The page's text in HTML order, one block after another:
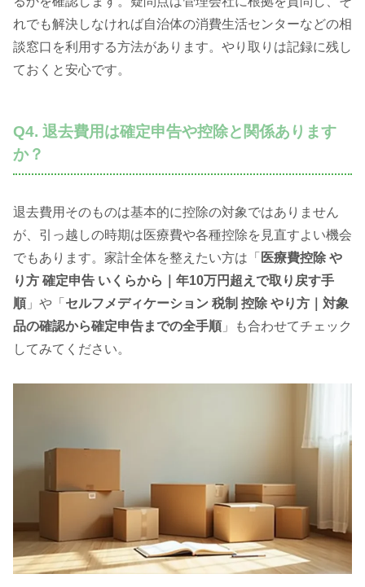
れでも解決しなければ自治体の消費生活センターなどの相
談窓口を利用する方法があります。やり取りは記録に残し
ておくと安心です。
Q4. 退去費用は確定申告や控除と関係あります
か？
退去費用そのものは基本的に控除の対象ではありません
が、引っ越しの時期は医療費や各種控除を見直すよい機会
でもあります。家計全体を整えたい方は「 医療費控除 や
り方 確定申告 いくらから｜年10万円超えで取り戻す手
順 」や「 セルフメディケーション 税制 控除 やり方｜対象
品の確認から確定申告までの全手順 」も合わせてチェック
してみてください。